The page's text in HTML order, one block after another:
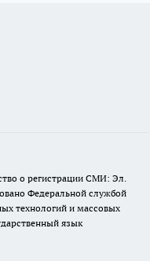
о регистрации СМИ: Эл.
Федеральной службой
технологий и массовых
язык